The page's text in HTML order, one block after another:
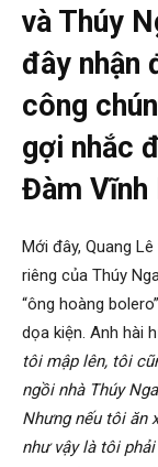
và Thúy
đây nhận
công
gợi nhắc
Đàm Vĩnh
Mới đây, Quang
riêng của Thúy
“ông hoàng
dọa kiện. Anh hài
tôi mập lên, tôi
ngồi nhà Thúy
Nhưng nếu tôi ăn
như vậy là tôi